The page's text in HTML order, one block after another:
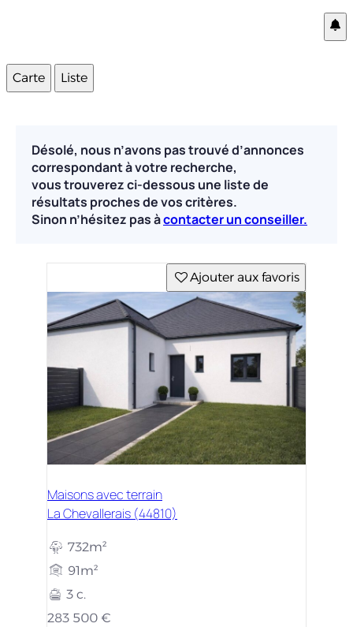
Carte Liste
Désolé, nous n’avons pas trouvé d’annonces
correspondant à votre recherche,
vous trouverez ci-dessous une liste de
résultats proches de vos critères.
Sinon n’hésitez pas àcontacter un conseiller.
Ajouter aux favoris
Maisons avec terrain
La Chevallerais (44810)
732m²
91m²
3 c.
283 500 €